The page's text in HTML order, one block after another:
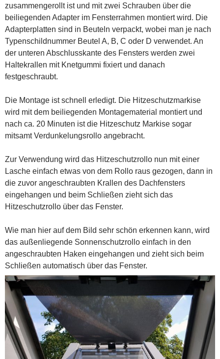
zusammengerollt ist und mit zwei Schrauben über die
beiliegenden Adapter im Fensterrahmen montiert wird. Die
Adapterplatten sind in Beuteln verpackt, wobei man je nach
Typenschildnummer Beutel A, B, C oder D verwendet. An
der unteren Abschlusskante des Fensters werden zwei
Haltekrallen mit Knetgummi fixiert und danach
festgeschraubt.
Die Montage ist schnell erledigt. Die Hitzeschutzmarkise
wird mit dem beiliegenden Montagematerial montiert und
nach ca. 20 Minuten ist die Hitzeschutz Markise sogar
mitsamt Verdunkelungsrollo angebracht.
Zur Verwendung wird das Hitzeschutzrollo nun mit einer
Lasche einfach etwas von dem Rollo raus gezogen, dann in
die zuvor angeschraubten Krallen des Dachfensters
eingehangen und beim Schließen zieht sich das
Hitzeschutzrollo über das Fenster.
Wie man hier auf dem Bild sehr schön erkennen kann, wird
das außenliegende Sonnenschutzrollo einfach in den
angeschraubten Haken eingehangen und zieht sich beim
Schließen automatisch über das Fenster.